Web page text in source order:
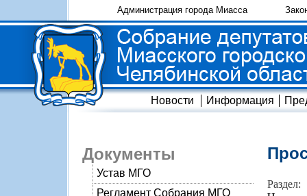
Администрация города Миасса
Новости Информация
Документы
Устав МГО
Регламент Собрания МГО
Раздел: